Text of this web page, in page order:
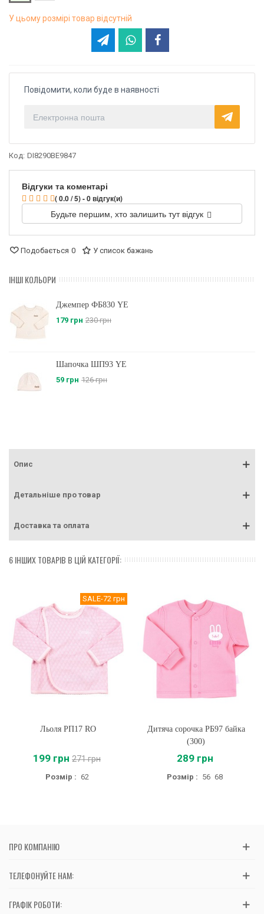
У цьому розмірі товар відсутній
Повідомити, коли буде в наявності
Код: DI8290BE9847
Відгуки та коментарі
( 0.0 / 5) - 0 відгук(и)
Будьте першим, хто залишить тут відгук
Подобається 0 У список бажань
ІНШІ КОЛЬОРИ
Джемпер ФБ830 YE
179 грн 230 грн
Шапочка ШП93 YE
59 грн 126 грн
Опис
Детальніше про товар
Доставка та оплата
6 ІНШИХ ТОВАРІВ В ЦІЙ КАТЕГОРІЇ:
SALE-72 грн
Льоля РП17 RO
199 грн 271 грн
Розмір : 62
Дитяча сорочка РБ97 байка
(300)
289 грн
Розмір : 56 68
ПРО КОМПАНІЮ
ТЕЛЕФОНУЙТЕ НАМ:
ГРАФІК РОБОТИ: